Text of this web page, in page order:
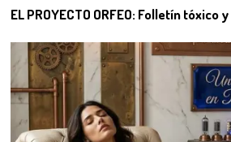
EL PROYECTO ORFEO: Folletín tóxico